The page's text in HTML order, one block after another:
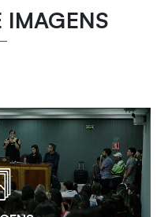
IMAGENS